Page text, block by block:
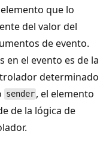
que lo
del valor del
de evento.
en el evento es de la
determinado
sender , el elemento
de la lógica de